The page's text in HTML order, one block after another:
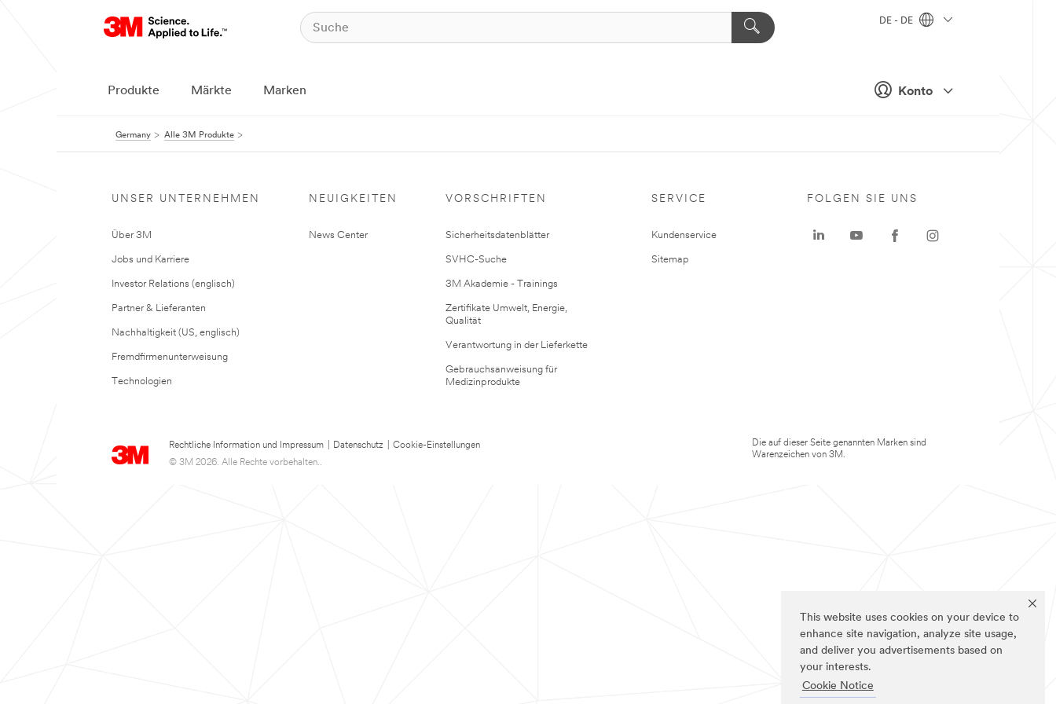
This website uses cookies on your device to
enhance site navigation, analyze site usage,
and deliver you advertisements based on
your interests.
Cookie Notice
Konto
DE - DE
Produkte Märkte Marken
Germany Alle 3M Produkte
UNSER UNTERNEHMEN
Über 3M
Jobs und Karriere
Investor Relations (englisch)
Partner & Lieferanten
Nachhaltigkeit (US, englisch)
Fremdfirmenunterweisung
Technologien
NEUIGKEITEN
News Center
VORSCHRIFTEN
Sicherheitsdatenblätter
SVHC-Suche
3M Akademie - Trainings
Zertifikate Umwelt, Energie,
Qualität
Verantwortung in der Lieferkette
Gebrauchsanweisung für
Medizinprodukte
SERVICE
Kundenservice
Sitemap
Rechtliche Information und Impressum Datenschutz
Cookie-Einstellungen
© 3M 2026. Alle Rechte vorbehalten..
FOLGEN SIE UNS
Die auf dieser Seite genannten Marken sind
Warenzeichen von 3M.